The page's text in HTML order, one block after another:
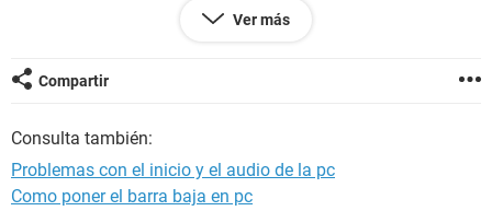
Memory Frecuency for DDR2 533 (Dual channel mod
IDE Channel 0 :HL-DT-ST DVD- RAM GSA-H54N 1.00
PRES F8 to enable sistem configuration
PRES F9 to select booting device after post
PRES F1 to continue DEL to enter setup
Ver más
Compartir
Consulta también:
Problemas con el inicio y el audio de la pc
Como poner el barra baja en pc